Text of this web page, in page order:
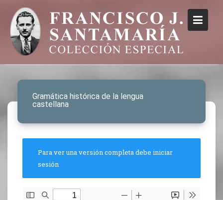
Gramática histórica de la lengua
castellana
Para ver una versión completa debe iniciar
sesión